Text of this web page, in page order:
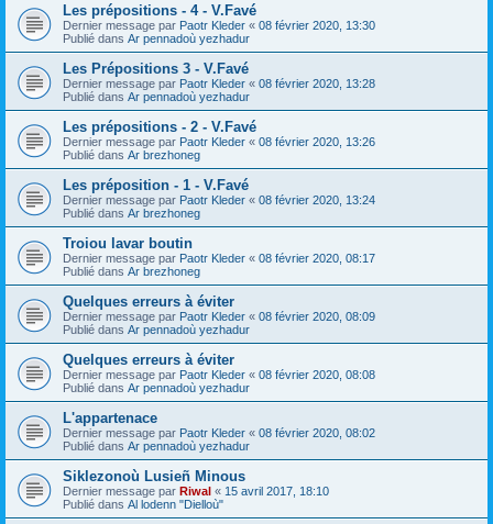
Les prépositions - 4 - V.Favé
Dernier message par Paotr Kleder « 08 février 2020, 13:30
Publié dans Ar pennadoù yezhadur
Les Prépositions 3 - V.Favé
Dernier message par Paotr Kleder « 08 février 2020, 13:28
Publié dans Ar pennadoù yezhadur
Les prépositions - 2 - V.Favé
Dernier message par Paotr Kleder « 08 février 2020, 13:26
Publié dans Ar brezhoneg
Les préposition - 1 - V.Favé
Dernier message par Paotr Kleder « 08 février 2020, 13:24
Publié dans Ar brezhoneg
Troiou lavar boutin
Dernier message par Paotr Kleder « 08 février 2020, 08:17
Publié dans Ar brezhoneg
Quelques erreurs à éviter
Dernier message par Paotr Kleder « 08 février 2020, 08:09
Publié dans Ar pennadoù yezhadur
Quelques erreurs à éviter
Dernier message par Paotr Kleder « 08 février 2020, 08:08
Publié dans Ar pennadoù yezhadur
L'appartenace
Dernier message par Paotr Kleder « 08 février 2020, 08:02
Publié dans Ar pennadoù yezhadur
Siklezonoù Lusieñ Minous
Dernier message par Riwal « 15 avril 2017, 18:10
Publié dans Al lodenn "Dielloù"